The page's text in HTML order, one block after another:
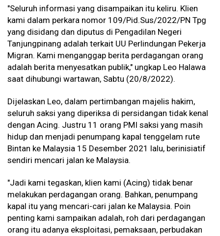
"Seluruh informasi yang disampaikan itu keliru. Klien
kami dalam perkara nomor 109/Pid.Sus/2022/PN Tpg
yang disidang dan diputus di Pengadilan Negeri
Tanjungpinang adalah terkait UU Perlindungan Pekerja
Migran. Kami menganggap berita perdagangan orang
adalah berita menyesatkan publik," ungkap Leo Halawa
saat dihubungi wartawan, Sabtu (20/8/2022).
Dijelaskan Leo, dalam pertimbangan majelis hakim,
seluruh saksi yang diperiksa di persidangan tidak kenal
dengan Acing. Justru 11 orang PMI saksi yang masih
hidup dan menjadi penumpang kapal tenggelam rute
Bintan ke Malaysia 15 Desember 2021 lalu, berinisiatif
sendiri mencari jalan ke Malaysia.
"Jadi kami tegaskan, klien kami (Acing) tidak benar
melakukan perdagangan orang. Bahkan, penumpang
kapal itu yang mencari-cari jalan ke Malaysia. Poin
penting kami sampaikan adalah, roh dari perdagangan
orang itu adanya eksploitasi, pemaksaan, perbudakan